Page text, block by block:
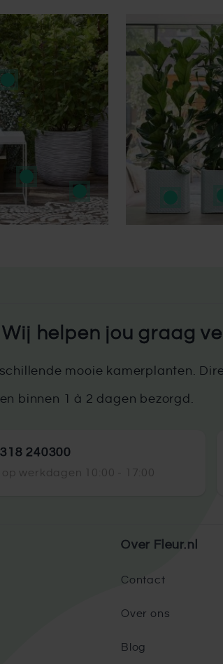
helpen jou graag
mooie kamerplanten.
binnen 1 à 2 dagen bezorgd.
240300
op werkdagen 10:00 - 17:00
Over Fleur.nl
Contact
Over ons
Blog